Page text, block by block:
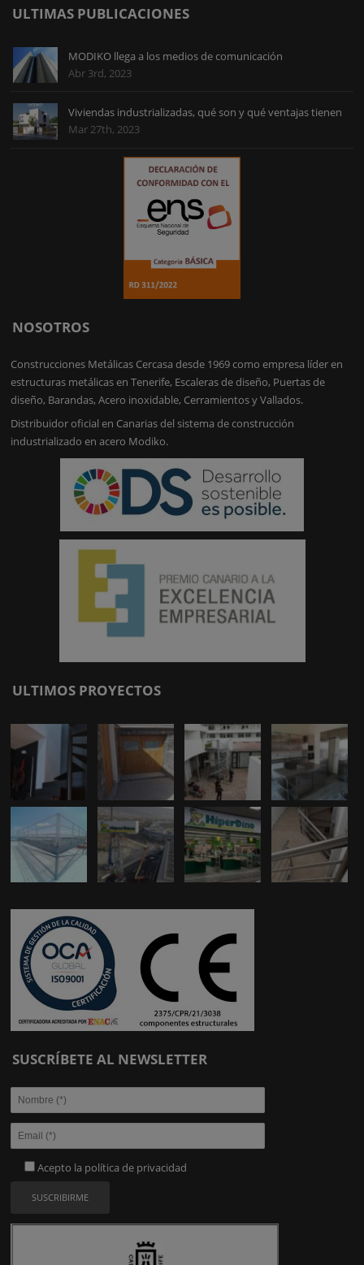
ULTIMAS PUBLICACIONES
MODIKO llega a los medios de comunicación
Abr 3rd, 2023
Viviendas industrializadas, qué son y qué ventajas tienen
Mar 27th, 2023
NOSOTROS
Construcciones Metálicas Cercasa desde 1969 como empresa líder en
estructuras metálicas en Tenerife, Escaleras de diseño, Puertas de
diseño, Barandas, Acero inoxidable, Cerramientos y Vallados.
Distribuidor oficial en Canarias del sistema de construcción
industrializado en acero Modiko.
ULTIMOS PROYECTOS
SUSCRÍBETE AL NEWSLETTER
Acepto la política de privacidad